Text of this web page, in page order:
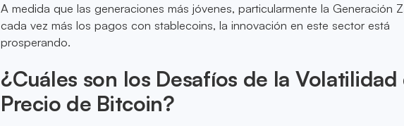
A medida que las generaciones más jóvenes, particularmente la Generación
cada vez más los pagos con stablecoins, la innovación en este sector está
prosperando.
¿Cuáles son los Desafíos de la Volatilidad
Precio de Bitcoin?